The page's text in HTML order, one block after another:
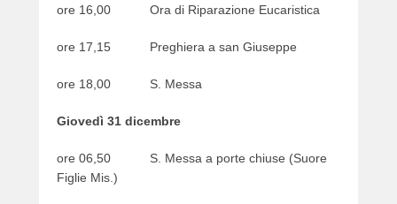
ore 16,00 Ora di Riparazione Eucaristica
ore 17,15 Preghiera a san Giuseppe
ore 18,00 S. Messa
Giovedì 31 dicembre
ore 06,50 S. Messa a porte chiuse (Suore
Figlie Mis.)